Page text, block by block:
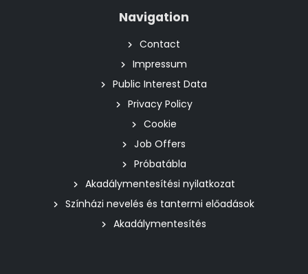
Navigation
Contact
Impressum
Public Interest Data
Privacy Policy
Cookie
Job Offers
Próbatábla
Akadálymentesítési nyilatkozat
Színházi nevelés és tantermi előadások
Akadálymentesítés